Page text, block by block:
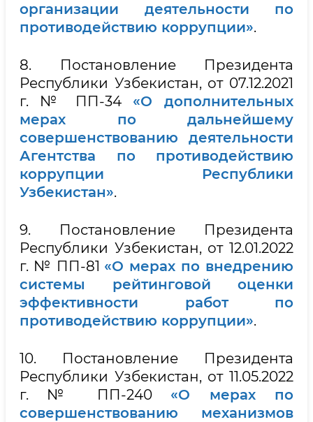
организации деятельности по
противодействию коррупции».
8. Постановление Президента
Республики Узбекистан, от 07.12.2021
г. № ПП-34 «О дополнительных
мерах по дальнейшему
совершенствованию деятельности
Агентства по противодействию
коррупции Республики
Узбекистан».
9. Постановление Президента
Республики Узбекистан, от 12.01.2022
г. № ПП-81 «О мерах по внедрению
системы рейтинговой оценки
эффективности работ по
противодействию коррупции».
10. Постановление Президента
Республики Узбекистан, от 11.05.2022
г. № ПП-240 «О мерах по
совершенствованию механизмов